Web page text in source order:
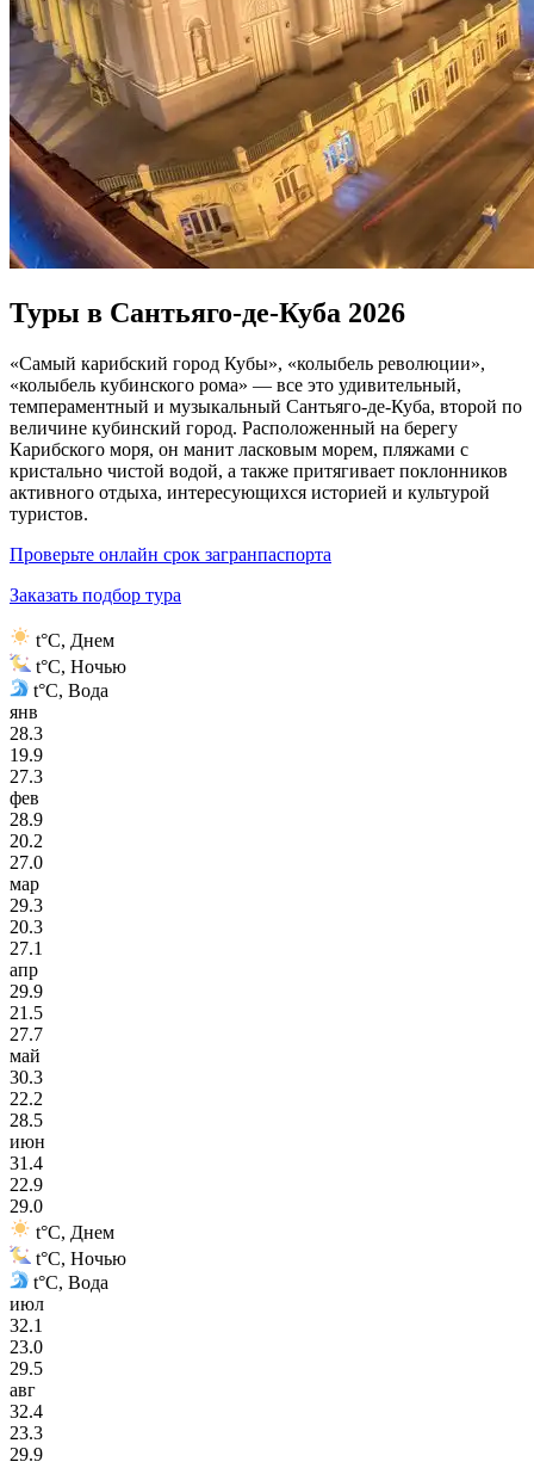
Туры в Сантьяго-де-Куба 2026
«Самый карибский город Кубы», «колыбель революции»,
«колыбель кубинского рома» — все это удивительный,
темпераментный и музыкальный Сантьяго-де-Куба, второй по
величине кубинский город. Расположенный на берегу
Карибского моря, он манит ласковым морем, пляжами с
кристально чистой водой, а также притягивает поклонников
активного отдыха, интересующихся историей и культурой
туристов.
Проверьте онлайн срок загранпаспорта
Заказать подбор тура
t°C, Днем
t°C, Ночью
t°C, Вода
янв
28.3
19.9
27.3
фев
28.9
20.2
27.0
мар
29.3
20.3
27.1
апр
29.9
21.5
27.7
май
30.3
22.2
28.5
июн
31.4
22.9
29.0
t°C, Днем
t°C, Ночью
t°C, Вода
июл
32.1
23.0
29.5
авг
32.4
23.3
29.9